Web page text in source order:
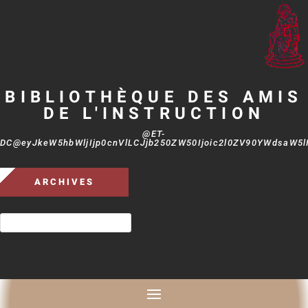
BIBLIOTHÈQUE DES AMIS
DE L'INSTRUCTION
@ET-
ARCHIVES